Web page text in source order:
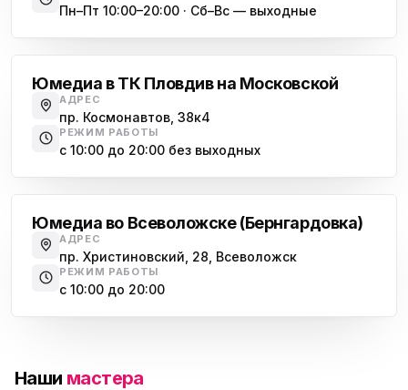
Пн–Пт 10:00–20:00 · Сб–Вс — выходные
Юмедиа в ТК Пловдив на Московской
АДРЕС
пр. Космонавтов, 38к4
РЕЖИМ РАБОТЫ
с 10:00 до 20:00 без выходных
Юмедиа во Всеволожске (Бернгардовка)
АДРЕС
пр. Христиновский, 28, Всеволожск
РЕЖИМ РАБОТЫ
с 10:00 до 20:00
Наши мастера